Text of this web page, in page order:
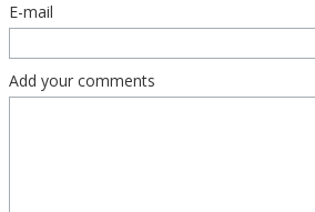
E-mail
Add your comments